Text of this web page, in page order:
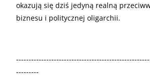
okazują się dziś jedyną realną
biznesu i politycznej oligarchii.
---------